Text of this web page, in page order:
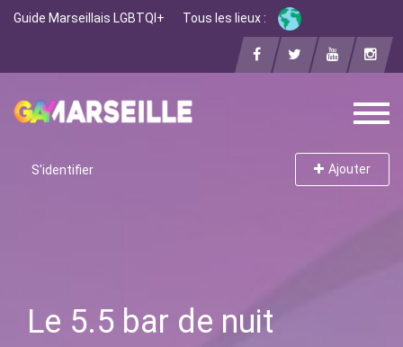
Guide Marseillais LGBTQI+ Tous les lieux :
S'identifier Ajouter
Le 5.5 bar de nuit